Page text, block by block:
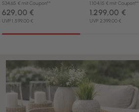
534,65 € mit Coupon**
UVP 1.599,00 €
629,00 €
1.104,15 € mit Coupon**
UVP 2.399,00 €
1.299,00 €